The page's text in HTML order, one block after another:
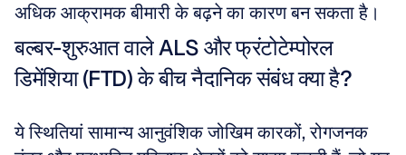
अधिक आक्रामक बीमारी के बढ़ने का कारण बन सकता है।
बल्बर-शुरुआत वाले ALS और फ्रंटोटेम्पोरल
डिमेंशिया (FTD) के बीच नैदानिक संबंध क्या है?
ये स्थितियां सामान्य आनुवंशिक जोखिम कारकों, रोगजनक